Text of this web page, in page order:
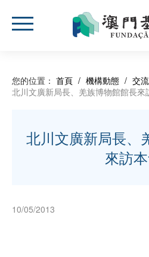
您的位置： 首頁 / 機構動態 / 交
北川文廣新局長、羌族博物館館長來
北川文廣新局長、
來訪
10/05/2013